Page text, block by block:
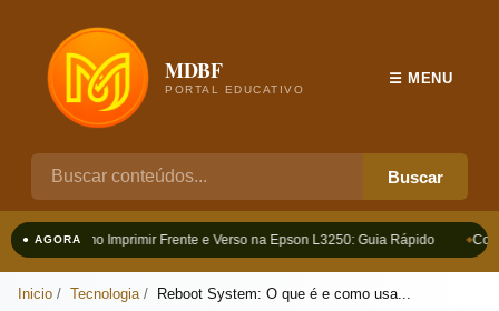
MDBF
PORTAL EDUCATIVO
Buscar
☰ MENU
● AGORAComo Imprimir Frente e Verso na Epson L3250: Guia Rápido
Inicio Tecnologia Reboot System: O que é e como usa...